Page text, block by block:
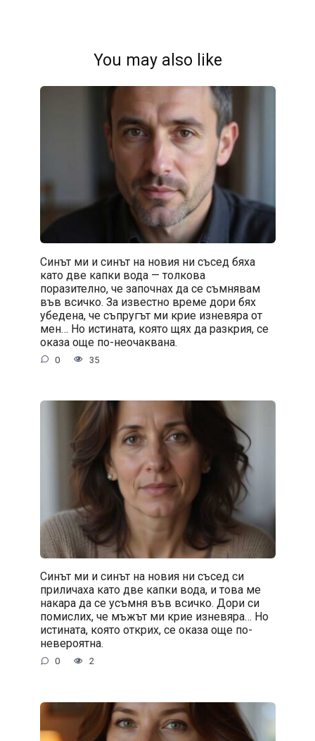
You may also like
Синът ми и синът на новия ни съсед бяха
като две капки вода — толкова
поразително, че започнах да се съмнявам
във всичко. За известно време дори бях
убедена, че съпругът ми крие изневяра от
мен… Но истината, която щях да разкрия, се
оказа още по-неочаквана.
0 35
Синът ми и синът на новия ни съсед си
приличаха като две капки вода, и това ме
накара да се усъмня във всичко. Дори си
помислих, че мъжът ми крие изневяра… Но
истината, която открих, се оказа още по-
невероятна.
0 2